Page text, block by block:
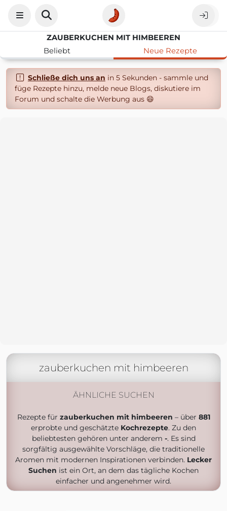
ZAUBERKUCHEN MIT HIMBEEREN
Beliebt
Neue Rezepte
Schließe dich uns an in 5 Sekunden - sammle und
füge Rezepte hinzu, melde neue Blogs, diskutiere im
Forum und schalte die Werbung aus 😄
zauberkuchen mit himbeeren
ÄHNLICHE SUCHEN
Rezepte für zauberkuchen mit himbeeren – über 881
erprobte und geschätzte Kochrezepte. Zu den
beliebtesten gehören unter anderem -. Es sind
sorgfältig ausgewählte Vorschläge, die traditionelle
Aromen mit modernen Inspirationen verbinden. Lecker
Suchen ist ein Ort, an dem das tägliche Kochen
einfacher und angenehmer wird.